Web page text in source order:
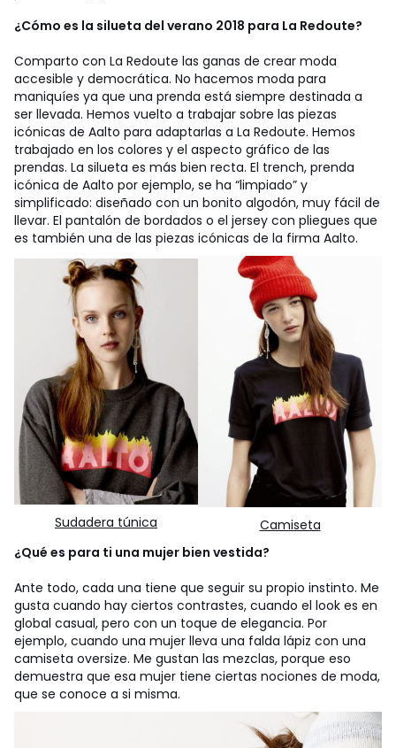
¿Cómo es la silueta del verano 2018 para La Redoute?
Comparto con La Redoute las ganas de crear moda
accesible y democrática. No hacemos moda para
maniquíes ya que una prenda está siempre destinada a
ser llevada. Hemos vuelto a trabajar sobre las piezas
icónicas de Aalto para adaptarlas a La Redoute. Hemos
trabajado en los colores y el aspecto gráfico de las
prendas. La silueta es más bien recta. El trench, prenda
icónica de Aalto por ejemplo, se ha “limpiado” y
simplificado: diseñado con un bonito algodón, muy fácil de
llevar. El pantalón de bordados o el jersey con pliegues que
es también una de las piezas icónicas de la firma Aalto.
Sudadera túnica
Camiseta
¿Qué es para ti una mujer bien vestida?
Ante todo, cada una tiene que seguir su propio instinto. Me
gusta cuando hay ciertos contrastes, cuando el look es en
global casual, pero con un toque de elegancia. Por
ejemplo, cuando una mujer lleva una falda lápiz con una
camiseta oversize. Me gustan las mezclas, porque eso
demuestra que esa mujer tiene ciertas nociones de moda,
que se conoce a si misma.